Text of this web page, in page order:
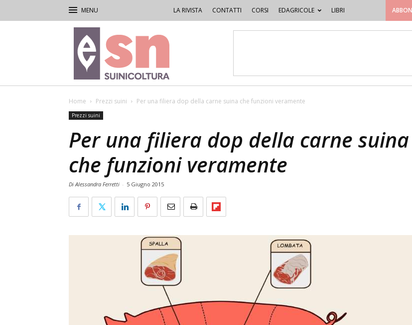
LA RIVISTA CONTATTI CORSI EDAGRICOLE LIBRI
Rivista
di
Suinicoltura
Home Prezzi suini Per una filiera dop della carne suina che funzioni veramente
Prezzi suini
Per una filiera dop della carne suina
che funzioni veramente
Di Alessandra Ferretti - 5 Giugno 2015